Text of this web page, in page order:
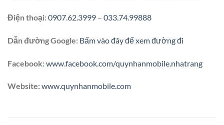
Điện thoại:0907.62.3999 – 033.74.99888
Dẫn đường Google: Bấm vào đây để xem đường đi
Facebook:www.facebook.com/quynhanmobile.nhatrang
Website:www.quynhanmobile.com